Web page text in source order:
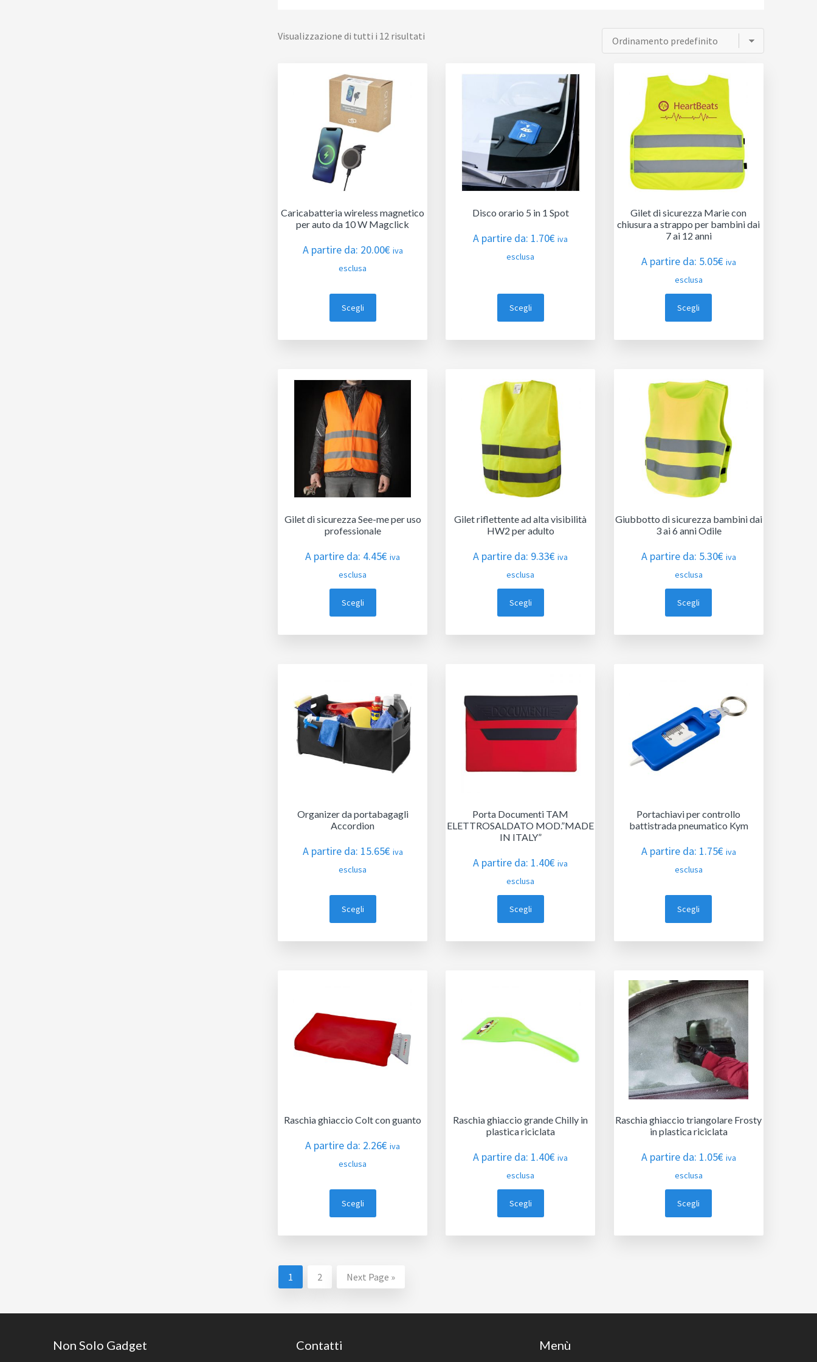
Visualizzazione di tutti i 12 risultati
Caricabatteria wireless magnetico
per auto da 10 W Magclick
A partire da: 20.00€ iva
esclusa
Scegli
Disco orario 5 in 1 Spot
A partire da: 1.70€ iva
esclusa
Scegli
Gilet di sicurezza Marie con
chiusura a strappo per bambini dai
7 ai 12 anni
A partire da: 5.05€ iva
esclusa
Scegli
Gilet di sicurezza See-me per uso
professionale
A partire da: 4.45€ iva
esclusa
Scegli
Gilet riflettente ad alta visibilità
HW2 per adulto
A partire da: 9.33€ iva
esclusa
Scegli
Giubbotto di sicurezza bambini dai
3 ai 6 anni Odile
A partire da: 5.30€ iva
esclusa
Scegli
Organizer da portabagagli
Accordion
A partire da: 15.65€ iva
esclusa
Scegli
Porta Documenti TAM
ELETTROSALDATO MOD.”MADE
IN ITALY”
A partire da: 1.40€ iva
esclusa
Scegli
Portachiavi per controllo
battistrada pneumatico Kym
A partire da: 1.75€ iva
esclusa
Scegli
Raschia ghiaccio Colt con guanto
A partire da: 2.26€ iva
esclusa
Scegli
Raschia ghiaccio grande Chilly in
plastica riciclata
A partire da: 1.40€ iva
esclusa
Scegli
Raschia ghiaccio triangolare Frosty
in plastica riciclata
A partire da: 1.05€ iva
esclusa
Scegli
1 2 Next Page »
Non Solo Gadget Contatti Menù